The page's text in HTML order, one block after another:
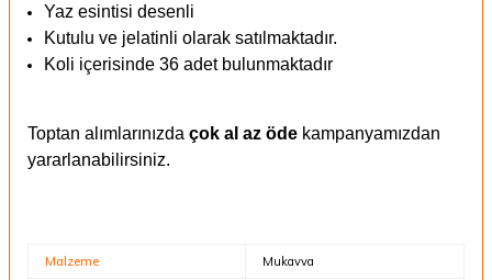
Yaz esintisi desenli
Kutulu ve jelatinli olarak satılmaktadır.
Koli içerisinde 36 adet bulunmaktadır
Toptan alımlarınızda çok al az öde kampanyamızdan
yararlanabilirsiniz.
Malzeme Mukavva